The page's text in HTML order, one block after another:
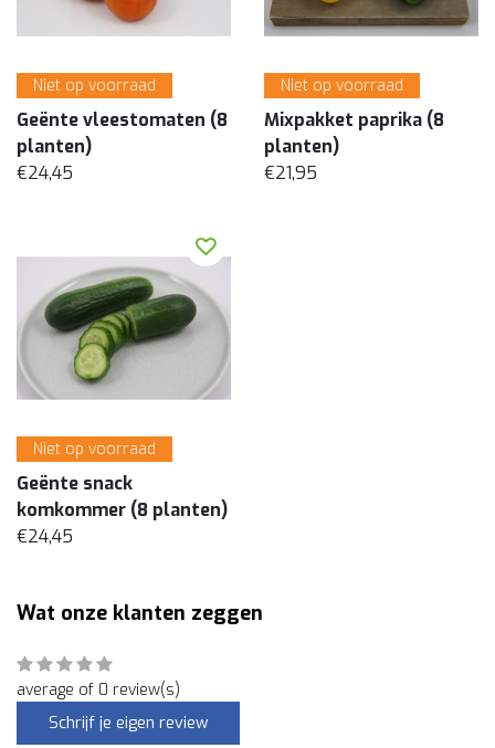
Niet op voorraad
Geënte vleestomaten (8
planten)
€24,45
Niet op voorraad
Mixpakket paprika (8
planten)
€21,95
Niet op voorraad
Geënte snack
komkommer (8 planten)
€24,45
Wat onze klanten zeggen
average of 0 review(s)
Schrijf je eigen review